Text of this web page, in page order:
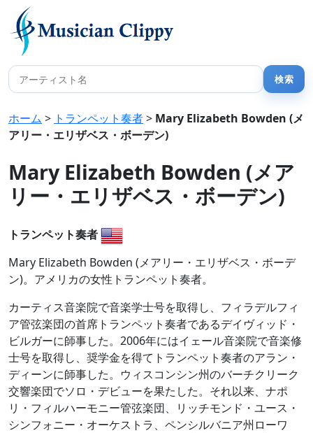
ホーム > トランペット奏者> Mary Elizabeth Bowden (メ
アリー・エリザベス・ボーデン)
Mary Elizabeth Bowden (メア
リー・エリザベス・ボーデン)
トランペット奏者
Mary Elizabeth Bowden (メアリー・エリザベス・ボーデ
ン)。アメリカの女性トランペット奏者。
カーティス音楽院で音楽学士号を取得し、フィラデルフィ
ア管弦楽団の首席トランペット奏者であるデイヴィッド・
ビルガーに師事した。2006年にはイェール音楽院で音楽修
士号を取得し、奨学金を得てトランペット奏者のアラン・
ディーンに師事した。ウィスコンシン州のバーチクリーク
交響楽団でソロ・デビューを果たした。それ以来、ナポ
リ・フィルハーモニー管弦楽団、リッチモンド・ユース・
シンフォニー・オーケストラ、ペンシルバニア州ローワ